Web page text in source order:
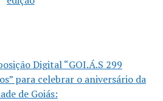
Digital “GOI.Á.S 299
para celebrar o aniversário da
de Goiás: